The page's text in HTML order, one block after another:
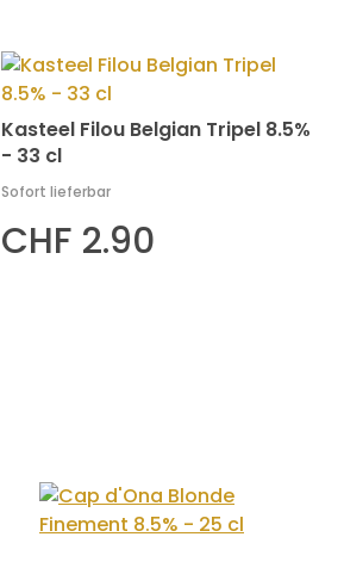
Kasteel Filou Belgian Tripel 8.5%
- 33 cl
Sofort lieferbar
CHF 2.90